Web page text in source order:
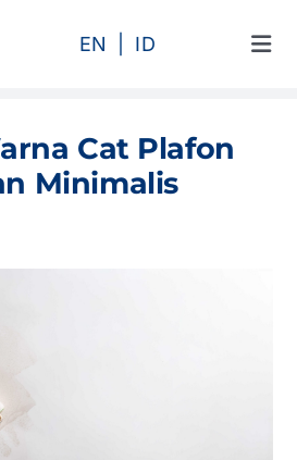
EN ID
Cat Plafon
Minimalis